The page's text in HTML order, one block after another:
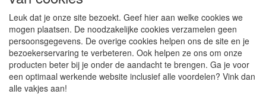
BIJ BESTELLINGEN ONDER DE € 125,00 EXCLUSIEF BTW
BRENGEN WIJ IN NEDERLAND € 5,87 VERZENDKOSTEN
IN REKENING (BELGIË € 9,09). VERZENDKOSTEN
WORDEN VERWIJDERD BIJ BESTELLING BOVEN DE €
125,00 EXCL. BTW
Producten die speciaal besteld moeten worden kunnen
Leuk dat je onze site bezoekt. Geef hier aan welke cookies we
mogen plaatsen. De noodzakelijke cookies verzamelen geen
persoonsgegevens. De overige cookies helpen ons de site en je
bezoekerservaring te verbeteren. Ook helpen ze ons om onze
producten beter bij je onder de aandacht te brengen. Ga je voor
een optimaal werkende website inclusief alle voordelen? Vink dan
alle vakjes aan!